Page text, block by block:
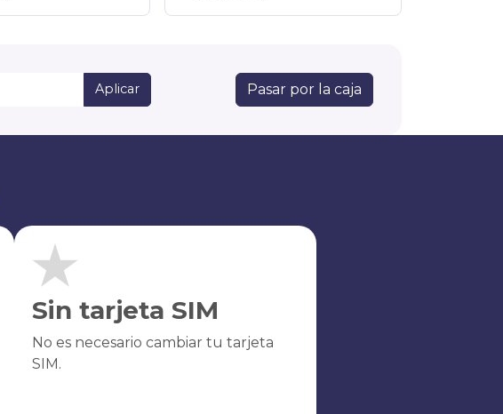
Aplicar Pasar por la caja
Sin tarjeta SIM
No es necesario cambiar tu tarjeta
SIM.